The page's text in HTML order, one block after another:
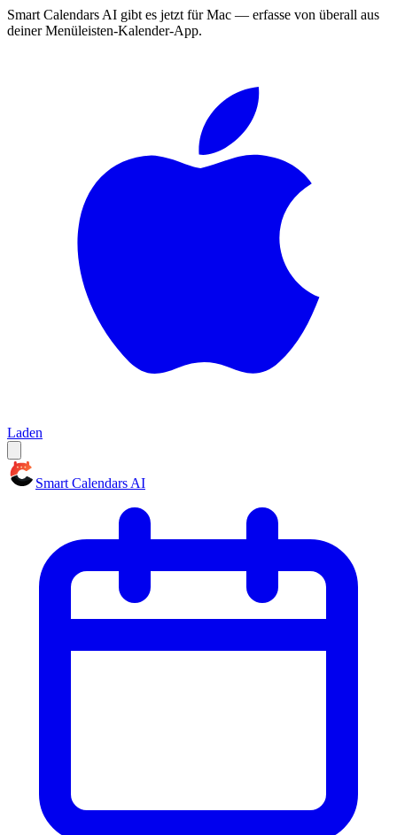
Smart Calendars AI gibt es jetzt für Mac — erfasse von überall aus
deiner Menüleisten-Kalender-App.
Laden
Smart Calendars AI